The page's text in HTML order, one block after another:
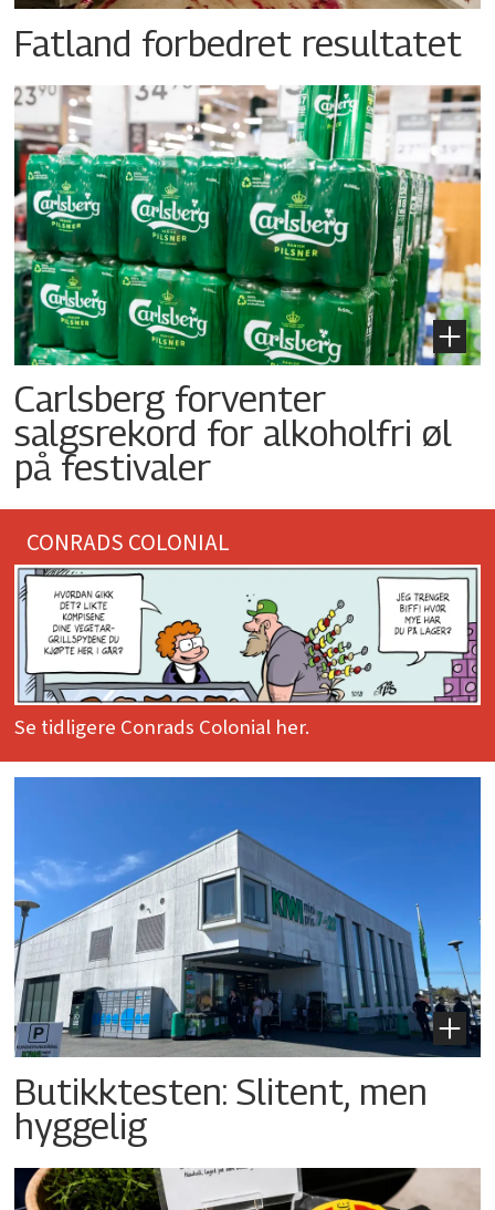
Fatland forbedret resultatet
Carlsberg forventer
salgsrekord for alkoholfri øl
på festivaler
CONRADS COLONIAL
Se tidligere Conrads Colonial her.
Butikktesten: Slitent, men
hyggelig